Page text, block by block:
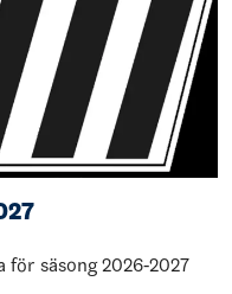
säsong 2026-2027